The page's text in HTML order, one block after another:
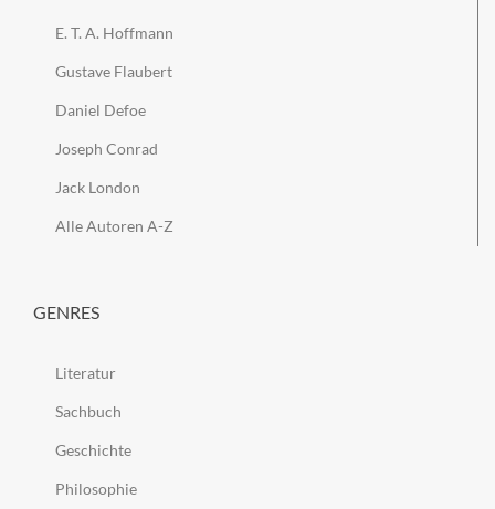
E. T. A. Hoffmann
Gustave Flaubert
Daniel Defoe
Joseph Conrad
Jack London
Alle Autoren A-Z
GENRES
Literatur
Sachbuch
Geschichte
Philosophie